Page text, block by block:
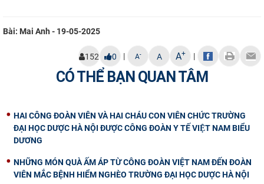
Bài: Mai Anh - 19-05-2025
152 0 | A- A A+ |
CÓ THỂ BẠN QUAN TÂM
HAI CÔNG ĐOÀN VIÊN VÀ HAI CHÁU CON VIÊN CHỨC TRƯỜNG
ĐẠI HỌC DƯỢC HÀ NỘI ĐƯỢC CÔNG ĐOÀN Y TẾ VIỆT NAM BIỂU
DƯƠNG
NHỮNG MÓN QUÀ ẤM ÁP TỪ CÔNG ĐOÀN VIỆT NAM ĐẾN ĐOÀN
VIÊN MẮC BỆNH HIỂM NGHÈO TRƯỜNG ĐẠI HỌC DƯỢC HÀ NỘI